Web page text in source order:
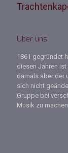
Über uns
1861 gegründet
diesen Jahren
damals aber der
sich nicht
Gruppe bei
Musik zu machen.